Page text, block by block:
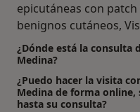
epicutáneas con
benignos cutáneos,
¿Dónde está la consulta
Medina?
¿Puedo hacer la visita
Medina de forma
hasta su consulta?